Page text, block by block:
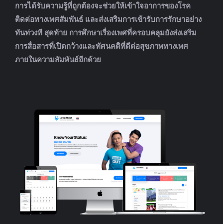
การได้รับความรู้ที่ถูกต้องจะช่วยให้เข้าใจอาการของโรค
ติดต่อทางเพศสัมพันธ์ และส่งเสริมการเข้ารับการรักษาอย่าง
ทันท่วงที สุดท้าย การศึกษาเรื่องเพศที่ครอบคลุมยังส่งเสริม
การสื่อสารที่เปิดกว้างและทัศนคติที่ดีต่อสุขภาพทางเพศ
ภายในความสัมพันธ์อีกด้วย